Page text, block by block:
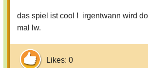
das spiel ist cool ! irgentwann wird
mal lw.
Likes: 0